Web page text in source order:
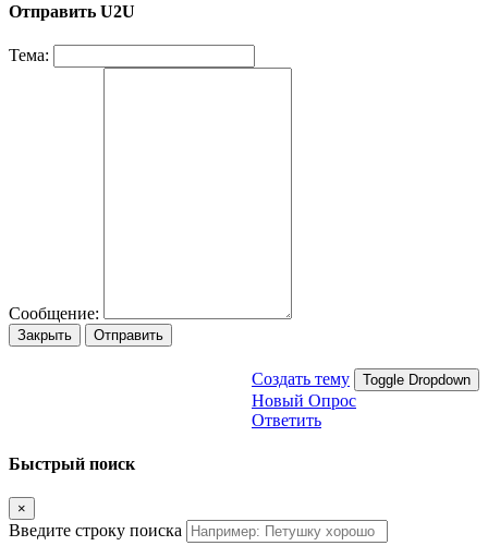
Отправить U2U
Тема:
Сообщение:
Закрыть Отправить
Создать тему Toggle Dropdown
Новый Опрос
Ответить
Быстрый поиск
×
Введите строку поиска